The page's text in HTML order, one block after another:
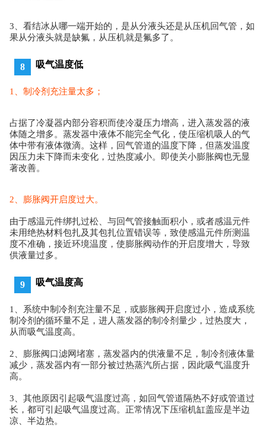
3、看结冰从哪一端开始的，是从分液头还是从压机回气管，如
果从分液头就是缺氟，从压机就是氟多了。
8 吸气温度低
1、制冷剂充注量太多；
占据了冷凝器内部分容积而使冷凝压力增高，进入蒸发器的液
体随之增多。 蒸发器中液体不能完全气化，使压缩机吸人的气
体中带有液体微滴。 这样，回气管道的温度下降，但蒸发温度
因压力未下降而未变化，过热度减小。
即使关小膨胀阀也无显
著改善。
2、膨胀阀开启度过大。
由于感温元件绑扎过松、与回气管接触面积小，或者感温元件
未用绝热材料包扎及其包扎位置错误等，致使感温元件所测温
度不准确，接近环境温度，使膨胀阀动作的开启度增大，导致
供液量过多。
9 吸气温度高
1、系统中制冷剂充注量不足，或膨胀阀开启度过小，造成系统
制冷剂的循环量不足，进人蒸发器的制冷剂量少，过热度大，
从而吸气温度高。
2、
膨胀阀口滤网堵塞，蒸发器内的供液量不足，制冷剂液体量
减少，蒸发器内有一部分被过热蒸汽所占据，因此吸气温度升
高。
3、 其他原因引起吸气温度过高，如回气管道隔热不好或管道过
长，都可引起吸气温度过高。 正常情况下压缩机缸盖应是半边
凉、半边热。